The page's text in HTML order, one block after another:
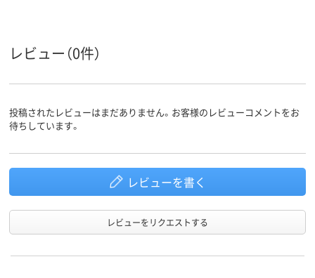
レビュー（0件）
投稿されたレビューはまだありません。お客様のレビューコメントをお
待ちしています。
レビューを書く
レビューをリクエストする